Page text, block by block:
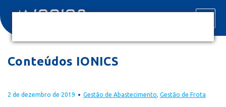
Conteúdos IONICS
2 de dezembro de 2019 Gestão de Abastecimento, Gestão de Frota